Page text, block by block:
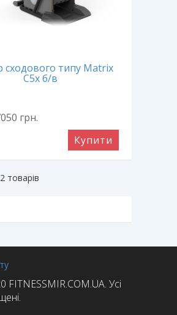
сходового типу Matrix
C5x б/в
грн.
Купити
товарів
FITNESSMIR.COM.UA. Усі